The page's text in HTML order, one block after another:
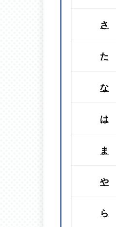
さ
た
な
は
ま
や
ら